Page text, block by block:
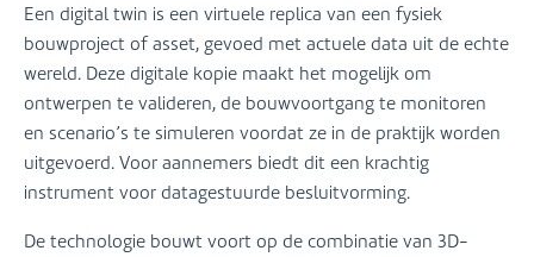
Een digital twin is een virtuele replica van een fysiek
bouwproject of asset, gevoed met actuele data uit de echte
wereld. Deze digitale kopie maakt het mogelijk om
ontwerpen te valideren, de bouwvoortgang te monitoren
en scenario’s te simuleren voordat ze in de praktijk worden
uitgevoerd. Voor aannemers biedt dit een krachtig
instrument voor datagestuurde besluitvorming.
De technologie bouwt voort op de combinatie van 3D-